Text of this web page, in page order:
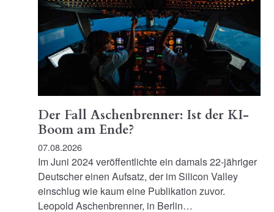
Der Fall Aschenbrenner: Ist der KI-
Boom am Ende?
07.08.2026
Im Juni 2024 veröffentlichte ein damals 22-jähriger
Deutscher einen Aufsatz, der im Silicon Valley
einschlug wie kaum eine Publikation zuvor.
Leopold Aschenbrenner, in Berlin…